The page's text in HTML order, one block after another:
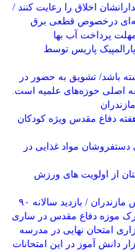
اخلاق را رعایت کنند /
درخصوص قطعی برق
پرداخت آب بها
و ۳ سهمیه پارالمپیک پاریس توسط
باشد/ تشویق به حضور در
اصلی حوزه‌های علمیه است.
برنامه هفته دفاع مقدس ویژه کودکان
مواد غذایی در
از اولویت های ورزش
برگزاری نشست خیرین دفاع مقدس مازندران / بازدید سالانه ۹۰
موزه دفاع مقدس در ساری
امتحان نهایی در مدرسه